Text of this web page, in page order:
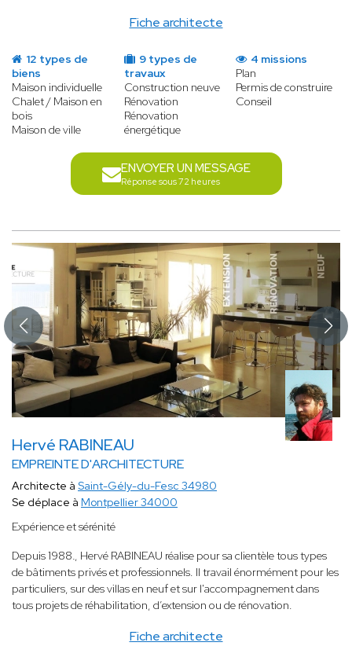
Fiche architecte
12 types de
biens
Maison individuelle
Chalet / Maison en
bois
Maison de ville
9 types de
travaux
Construction neuve
Rénovation
Rénovation
énergétique
4 missions
Plan
Permis de construire
Conseil
ENVOYER UN MESSAGE
Réponse sous 72 heures
Hervé RABINEAU
EMPREINTE D'ARCHITECTURE
Fiche architecte
Architecte à Saint-Gély-du-Fesc 34980
Se déplace à Montpellier 34000
Expérience et sérénité
Depuis 1988., Hervé RABINEAU réalise pour sa clientèle tous types
de bâtiments privés et professionnels. Il travail énormément pour les
particuliers, sur des villas en neuf et sur l'accompagnement dans
tous projets de réhabilitation, d’extension ou de rénovation.